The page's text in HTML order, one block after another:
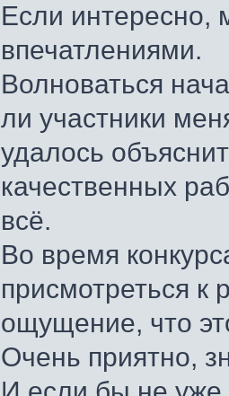
Если интересно,
впечатлениями.
Волноваться
ли участники
удалось
качественных
всё.
Во время
присмотреться к
ощущение, что
Очень приятно,